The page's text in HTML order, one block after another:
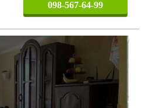
098-567-64-99